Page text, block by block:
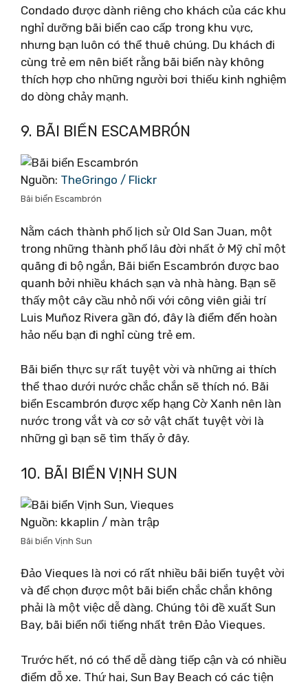
Condado được dành riêng cho khách của các khu
nghỉ dưỡng bãi biển cao cấp trong khu vực,
nhưng bạn luôn có thể thuê chúng. Du khách đi
cùng trẻ em nên biết rằng bãi biển này không
thích hợp cho những người bơi thiếu kinh nghiệm
do dòng chảy mạnh.
9. BÃI BIỂN ESCAMBRÓN
Nguồn: TheGringo / Flickr
Bãi biển Escambrón
Nằm cách thành phố lịch sử Old San Juan, một
trong những thành phố lâu đời nhất ở Mỹ chỉ một
quãng đi bộ ngắn, Bãi biển Escambrón được bao
quanh bởi nhiều khách sạn và nhà hàng. Bạn sẽ
thấy một cây cầu nhỏ nối với công viên giải trí
Luis Muñoz Rivera gần đó, đây là điểm đến hoàn
hảo nếu bạn đi nghỉ cùng trẻ em.
Bãi biển thực sự rất tuyệt vời và những ai thích
thể thao dưới nước chắc chắn sẽ thích nó. Bãi
biển Escambrón được xếp hạng Cờ Xanh nên làn
nước trong vắt và cơ sở vật chất tuyệt vời là
những gì bạn sẽ tìm thấy ở đây.
10. BÃI BIỂN VỊNH SUN
Nguồn: kkaplin / màn trập
Bãi biển Vịnh Sun
Đảo Vieques là nơi có rất nhiều bãi biển tuyệt vời
và để chọn được một bãi biển chắc chắn không
phải là một việc dễ dàng. Chúng tôi đề xuất Sun
Bay, bãi biển nổi tiếng nhất trên Đảo Vieques.
Trước hết, nó có thể dễ dàng tiếp cận và có nhiều
điểm đỗ xe. Thứ hai, Sun Bay Beach có các tiện